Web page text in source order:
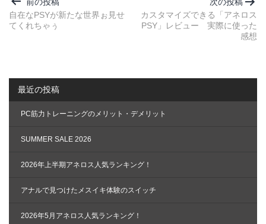
ナ
ビ
シ
ョ
ン
自在なPSYが新たな世界ぉ見せ
てくれちゃぅ
カスタマイズできる「アネロス
PSY」レビュー 実際に使った
感想
最近の投稿
PC筋力トレーニングのメリット・デメリット
SUMMER SALE 2026
2026年上半期アネロス人気ランキング！
アナルで見つけたメスイキ体験のスイッチ
2026年5月アネロス人気ランキング！